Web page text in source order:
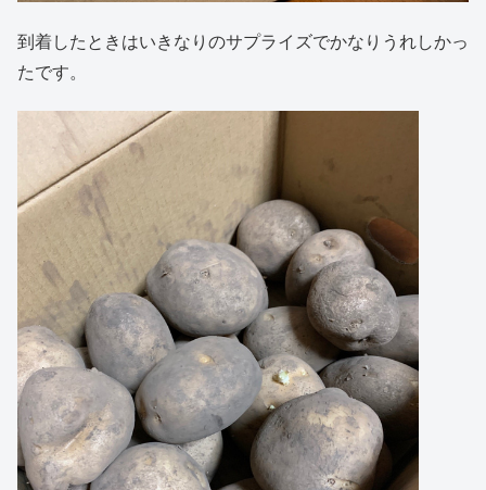
到着したときはいきなりのサプライズでかなりうれしかっ
たです。